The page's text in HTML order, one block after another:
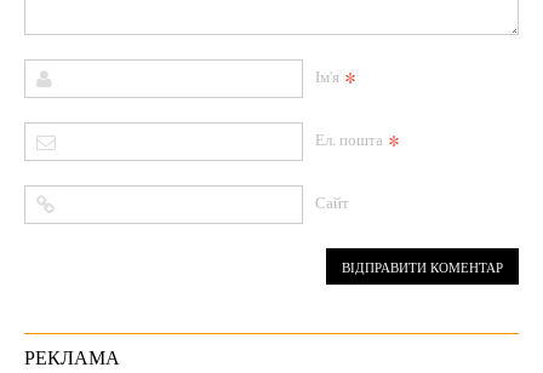
Ім'я *
Ел. пошта *
Сайт
РЕКЛАМА